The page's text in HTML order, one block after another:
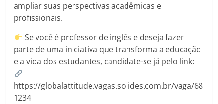
ampliar suas perspectivas acadêmicas e
profissionais.
Se você é professor de inglês e deseja fazer
parte de uma iniciativa que transforma a educação
e a vida dos estudantes, candidate-se já pelo link:
https://globalattitude.vagas.solides.com.br/vaga/68
1234